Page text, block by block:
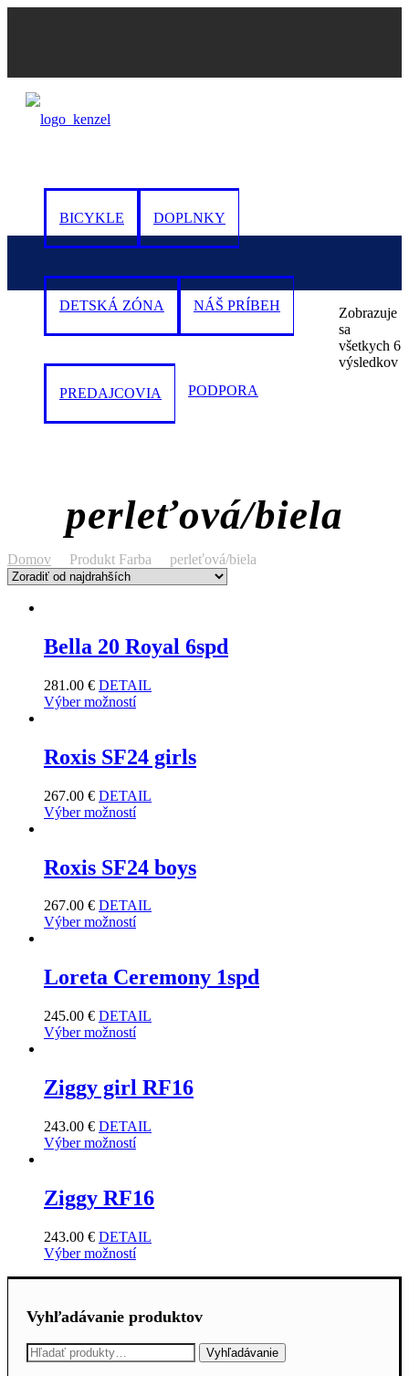
BICYKLE DOPLNKY
DETSKÁ ZÓNA NÁŠ PRÍBEH
PREDAJCOVIA PODPORA
perleťová/biela
Domov Produkt Farba perleťová/biela
Zobrazuje
sa
všetkych 6
výsledkov
Bella 20 Royal 6spd
281.00 € DETAIL
Výber možností
Roxis SF24 girls
267.00 € DETAIL
Výber možností
Roxis SF24 boys
267.00 € DETAIL
Výber možností
Loreta Ceremony 1spd
245.00 € DETAIL
Výber možností
Ziggy girl RF16
243.00 € DETAIL
Výber možností
Ziggy RF16
243.00 € DETAIL
Výber možností
Vyhľadávanie produktov
Hľadať: Vyhľadávanie